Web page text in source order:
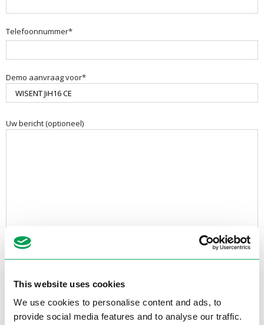
This website uses cookies
We use cookies to personalise content and ads, to
provide social media features and to analyse our traffic.
Telefoonnummer*
Demo aanvraag voor*
Uw bericht (optioneel)
Contactgegevens
Electrotool B.V.